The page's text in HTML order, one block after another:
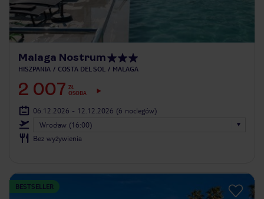
Malaga Nostrum
HISZPANIA COSTA DEL SOL MALAGA
2 007 ZŁ
OSOBA
06.12.2026 - 12.12.2026 (6 noclegów)
Wrocław (16:00)
Bez wyżywienia
BESTSELLER